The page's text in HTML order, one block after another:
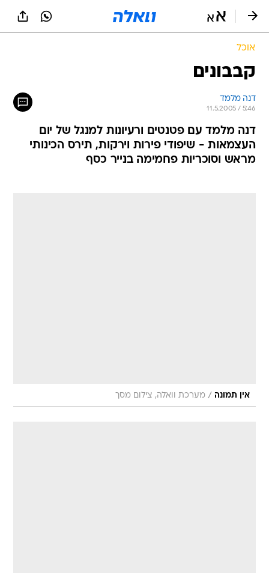
אוכל
קבבונים
דנה מלמד
11.5.2005 / 5:46
דנה מלמד עם פטנטים ורעיונות למנגל של יום
העצמאות - שיפודי פירות וירקות, תירס הכינותי
מראש וסוכריות פחמימה בנייר כסף
אין תמונה / מערכת וואלה, צילום מסך